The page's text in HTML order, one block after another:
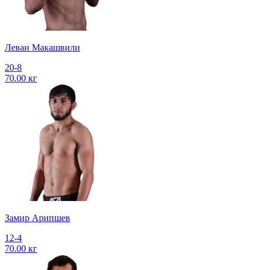
Леван Макашвили
20-8
70.00 кг
Замир Арипшев
12-4
70.00 кг